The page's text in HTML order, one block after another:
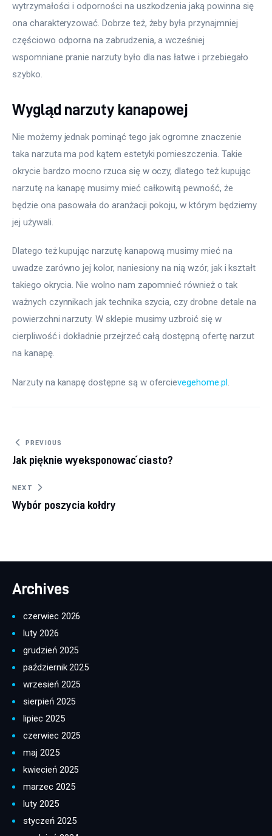
wytrzymałości i odporności na uszkodzenia jaką powinna się
ona charakteryzować. Dobrze też, żeby była przynajmniej
częściowo odporna na zabrudzenia, a wcześniej
wspomniane pranie narzuty było dla nas łatwe i przebiegało
szybko.
Wygląd narzuty kanapowej
Nie możemy jednak pominąć tego jak ogromne znaczenie
taka narzuta ma pod kątem estetyki pomieszczenia. Takie
okrycie bardzo mocno rzuca się w oczy, dlatego też kupując
narzutę na kanapę musimy mieć całkowitą pewność, że
będzie ona pasowała do aranżacji pokoju, w którym będziemy
jej używali.
Dlatego też kupując narzutę kanapową musimy mieć na
uwadze zarówno jej kolor, naniesiony na nią wzór, jak i kształt
takiego okrycia. Nie wolno nam zapomnieć również o tak
ważnych czynnikach jak technika szycia, czy drobne detale na
powierzchni narzuty. W sklepie musimy uzbroić się w
cierpliwość i dokładnie przejrzeć całą dostępną ofertę narzut
na kanapę.
Narzuty na kanapę dostępne są w ofercievegehome.pl.
Nawigacja wpisu
PREVIOUS
Jak pięknie wyeksponować ciasto?
NEXT
Wybór poszycia kołdry
Archives
czerwiec 2026
luty 2026
grudzień 2025
październik 2025
wrzesień 2025
sierpień 2025
lipiec 2025
czerwiec 2025
maj 2025
kwiecień 2025
marzec 2025
luty 2025
styczeń 2025